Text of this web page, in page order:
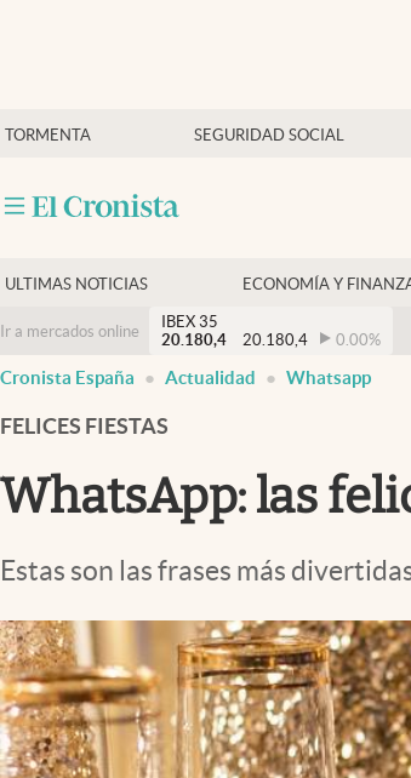
TORMENTA SEGURIDAD SOCIAL
Economía y finanzas
Criptomonedas
ULTIMAS NOTICIAS ECONOMÍA Y
Ir a mercados online
IBEX 35
20.180,4
20.180,4 0.00%
Cronista España Actualidad Whatsapp
FELICES FIESTAS
WhatsApp: las
Estas son las frases más